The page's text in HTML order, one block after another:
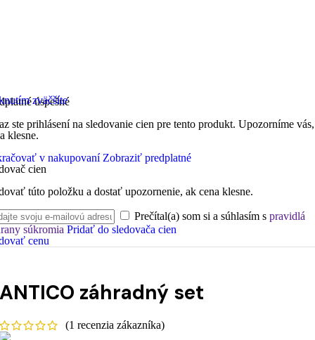
zväčšíte
úspešné
ste prihlásení na sledovanie cien pre tento produkt. Upozorníme
klesne.
v nakupovaní Zobraziť predplatné
cien
túto položku a dostať upozornenie, ak cena klesne.
Prečítal(a) som si a súhlasím s pravidlá
súkromia Pridať do sledovača cien
cenu
ANTICO záhradný set
(1 recenzia zákazníka)